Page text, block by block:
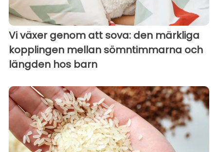
Vi växer genom att sova: den märkliga
kopplingen mellan sömntimmarna och
längden hos barn